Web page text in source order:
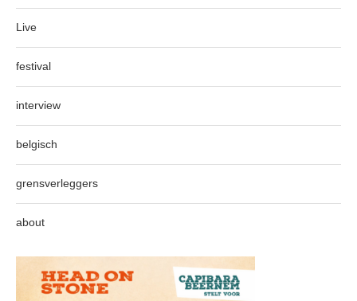
Live
festival
interview
belgisch
grensverleggers
about